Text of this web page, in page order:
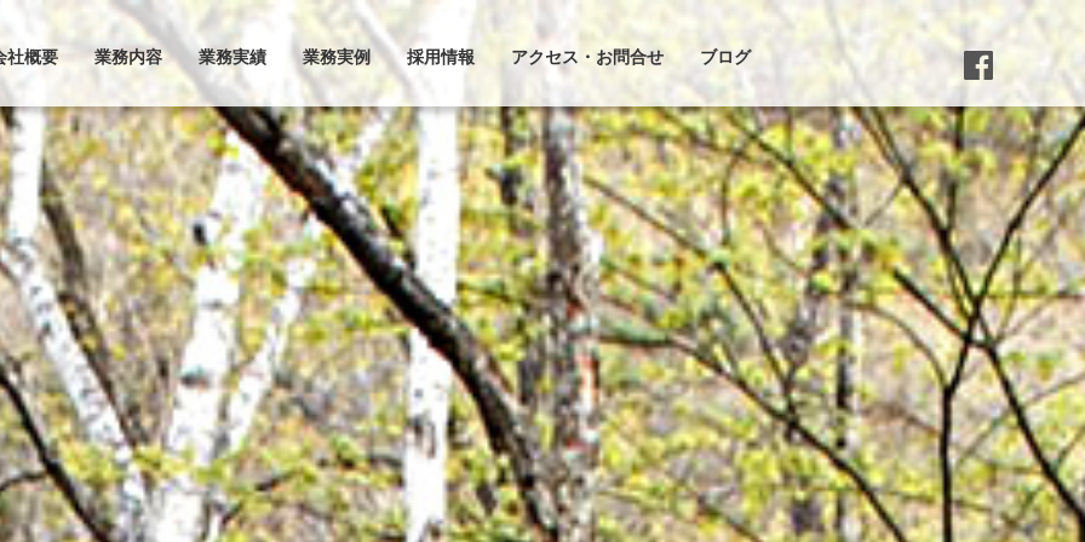
社概要 業務内容 業務実績 業務実例 採用情報 アクセス・お問合せ ブログ